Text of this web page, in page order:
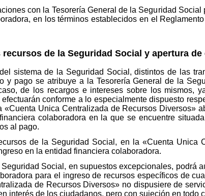
con la Tesorería General de la Seguridad
en los términos establecidos en el
de la Seguridad Social y apertura
sistema de la Seguridad Social, distintos de las
y pago se atribuye a la Tesorería General de la
de los recargos e intereses sobre los mismos,
conforme a lo especialmente dispuesto
Unica Centralizada de Recursos Diversos»
colaboradora en la que se encuentre
al pago.
de la Seguridad Social, en la «Cuenta Unica
en la entidad financiera colaboradora.
Social, en supuestos excepcionales, podrá
para el ingreso de recursos específicos de
de Recursos Diversos» no dispusiere de
interés de los ciudadanos, pero con sujeción en todo